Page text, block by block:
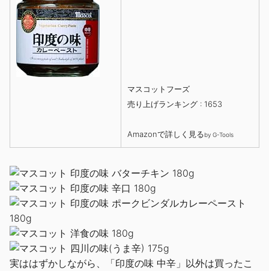
マスコットフーズ
売り上げランキング : 1653
Amazonで詳しく見るby G-Tools
実ははずかしながら、「印度の味 中辛」以外は買ったこ